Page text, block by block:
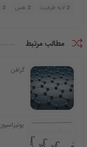
لایه ظرفیت
هس
مطالب مرتبط
گرافن